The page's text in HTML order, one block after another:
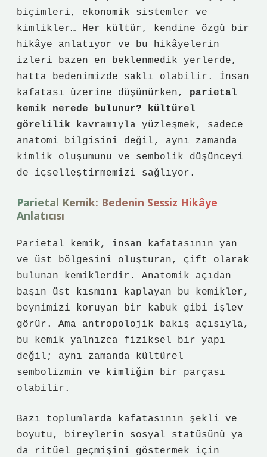
biçimleri, ekonomik sistemler ve
kimlikler… Her kültür, kendine özgü bir
hikâye anlatıyor ve bu hikâyelerin
izleri bazen en beklenmedik yerlerde,
hatta bedenimizde saklı olabilir. İnsan
kafatası üzerine düşünürken, parietal
kemik nerede bulunur? kültürel
görelilik kavramıyla yüzleşmek, sadece
anatomi bilgisini değil, aynı zamanda
kimlik oluşumunu ve sembolik düşünceyi
de içselleştirmemizi sağlıyor.
Parietal Kemik: Bedenin Sessiz Hikâye
Anlatıcısı
Parietal kemik, insan kafatasının yan
ve üst bölgesini oluşturan, çift olarak
bulunan kemiklerdir. Anatomik açıdan
başın üst kısmını kaplayan bu kemikler,
beynimizi koruyan bir kabuk gibi işlev
görür. Ama antropolojik bakış açısıyla,
bu kemik yalnızca fiziksel bir yapı
değil; aynı zamanda kültürel
sembolizmin ve kimliğin bir parçası
olabilir.
Bazı toplumlarda kafatasının şekli ve
boyutu, bireylerin sosyal statüsünü ya
da ritüel geçmişini göstermek için